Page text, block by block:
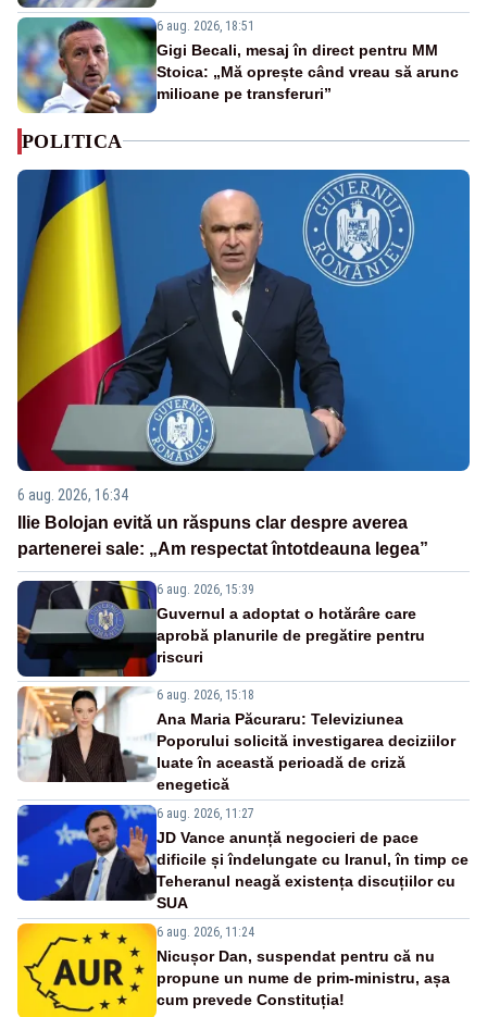
6 aug. 2026, 18:51
Gigi Becali, mesaj în direct pentru MM
Stoica: „Mă oprește când vreau să arunc
milioane pe transferuri”
POLITICA
6 aug. 2026, 16:34
Ilie Bolojan evită un răspuns clar despre averea
partenerei sale: „Am respectat întotdeauna legea”
6 aug. 2026, 15:39
Guvernul a adoptat o hotărâre care
aprobă planurile de pregătire pentru
riscuri
6 aug. 2026, 15:18
Ana Maria Păcuraru: Televiziunea
Poporului solicită investigarea deciziilor
luate în această perioadă de criză
enegetică
6 aug. 2026, 11:27
JD Vance anunță negocieri de pace
dificile și îndelungate cu Iranul, în timp ce
Teheranul neagă existența discuțiilor cu
SUA
6 aug. 2026, 11:24
Nicușor Dan, suspendat pentru că nu
propune un nume de prim-ministru, așa
cum prevede Constituția!